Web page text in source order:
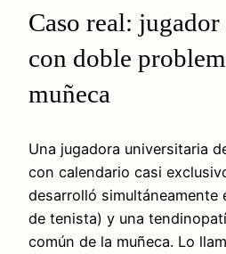
Caso real:
con doble
muñeca
Una jugadora universitaria
con calendario casi
desarrolló simultáneamente
de tenista) y una
común de la muñeca. Lo